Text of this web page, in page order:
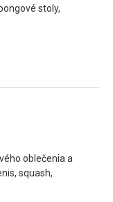
stoly,
oblečenia a
squash,